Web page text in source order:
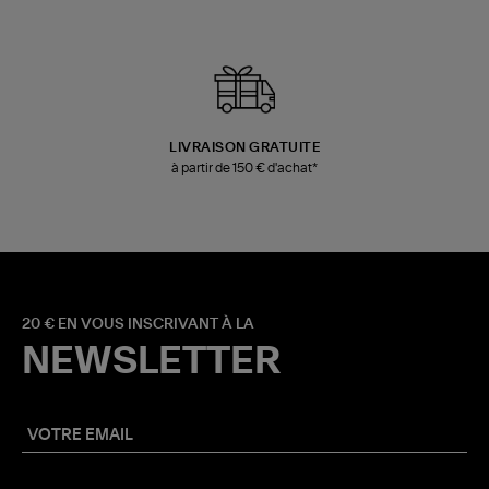
LIVRAISON GRATUITE
à partir de 150 € d'achat*
20 € EN VOUS INSCRIVANT À LA
NEWSLETTER